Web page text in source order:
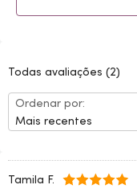
Todas avaliações (2)
Ordenar por:
Mais recentes
Tamila F.